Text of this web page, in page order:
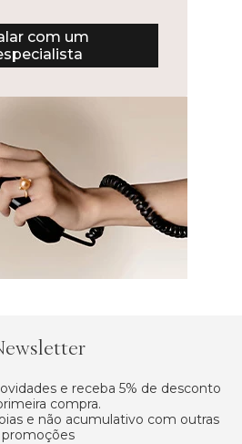
com um
e receba 5% de desconto
compra.
e não acumulativo com outras
promoções